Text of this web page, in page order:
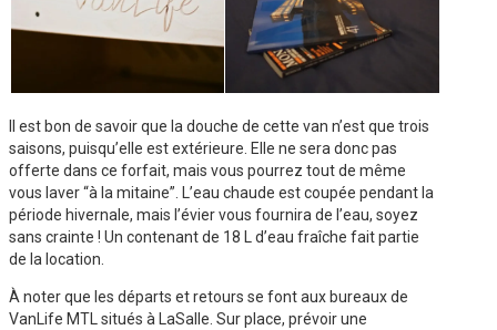
Il est bon de savoir que la douche de cette van n’est que trois
saisons, puisqu’elle est extérieure. Elle ne sera donc pas
offerte dans ce forfait, mais vous pourrez tout de même
vous laver “à la mitaine”. L’eau chaude est coupée pendant la
période hivernale, mais l’évier vous fournira de l’eau, soyez
sans crainte ! Un contenant de 18 L d’eau fraîche fait partie
de la location.
À noter que les départs et retours se font aux bureaux de
VanLife MTL situés à LaSalle. Sur place, prévoir une